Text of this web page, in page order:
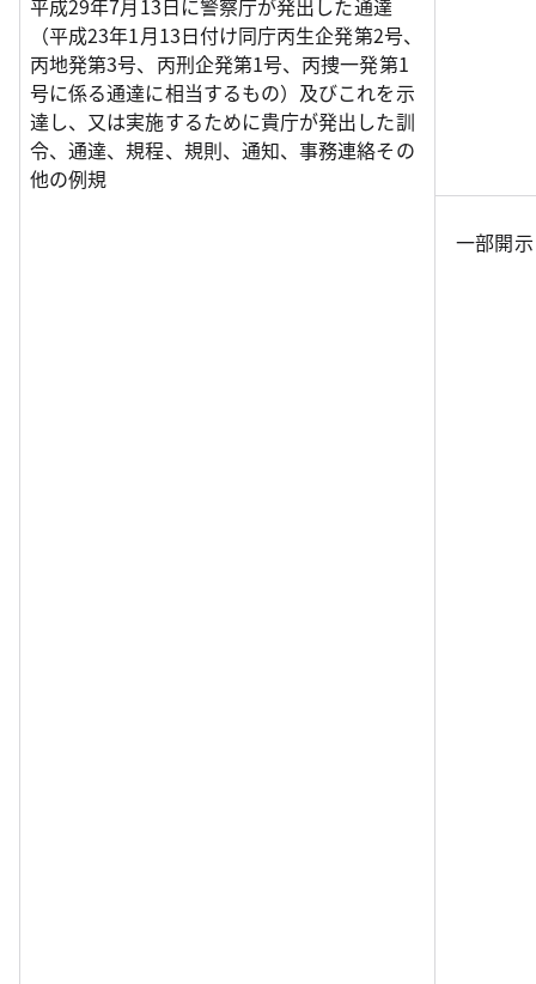
平成29年7月13日に警察庁が発出した通達
（平成23年1月13日付け同庁丙生企発第2号、
丙地発第3号、丙刑企発第1号、丙捜一発第1
号に係る通達に相当するもの）及びこれを示
達し、又は実施するために貴庁が発出した訓
令、通達、規程、規則、通知、事務連絡その
他の例規
一部開示